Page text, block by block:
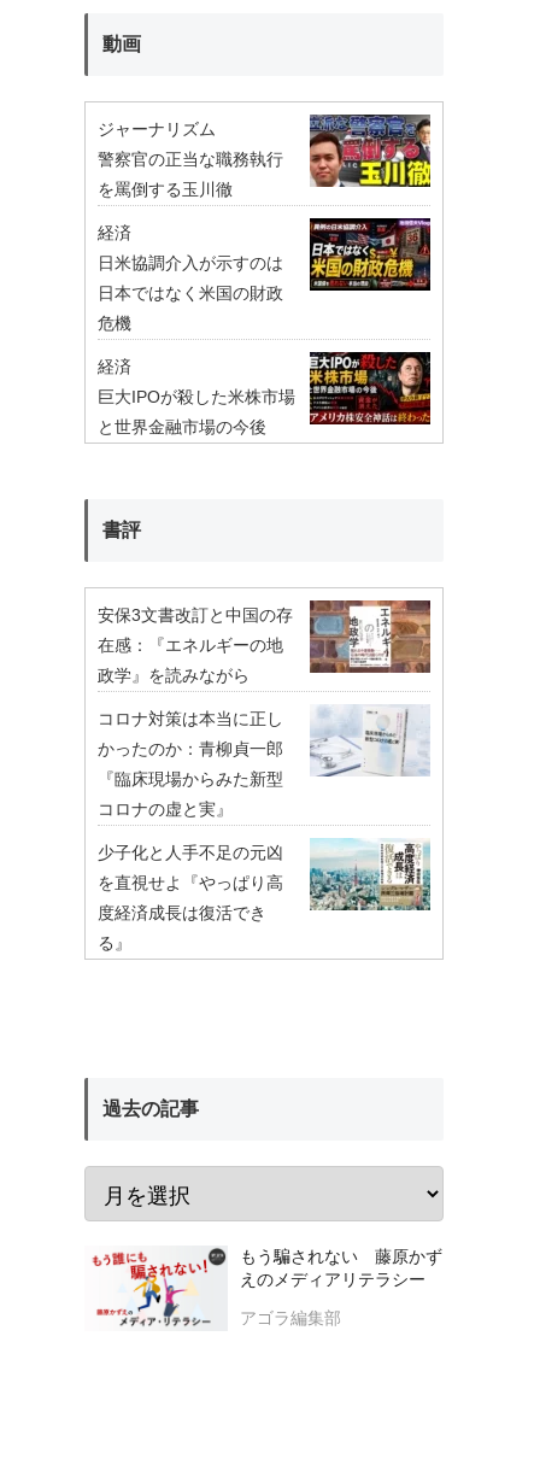
動画
ジャーナリズム
警察官の正当な職務執行
を罵倒する玉川徹
経済
日米協調介入が示すのは
日本ではなく米国の財政
危機
経済
巨大IPOが殺した米株市場
と世界金融市場の今後
書評
安保3文書改訂と中国の存
在感：『エネルギーの地
政学』を読みながら
コロナ対策は本当に正し
かったのか：青柳貞一郎
『臨床現場からみた新型
コロナの虚と実』
少子化と人手不足の元凶
を直視せよ『やっぱり高
度経済成長は復活でき
る』
過去の記事
もう騙されない 藤原かず
えのメディアリテラシー
アゴラ編集部